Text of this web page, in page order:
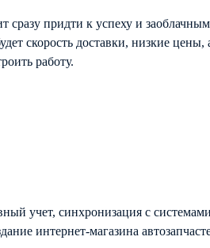
сразу придти к успеху и
скорость доставки, низкие
работу.
учет, синхронизация с
интернет-магазина